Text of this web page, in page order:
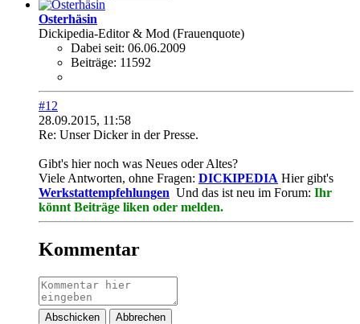
Osterhäsin
Dickipedia-Editor & Mod (Frauenquote)
Dabei seit: 06.06.2009
Beiträge: 11592
#12
28.09.2015, 11:58
Re: Unser Dicker in der Presse.
Gibt's hier noch was Neues oder Altes?
Viele Antworten, ohne Fragen: DICKIPEDIA Hier gibt's
Werkstattempfehlungen Und das ist neu im Forum: Ihr
könnt Beiträge liken oder melden.
Kommentar
Abschicken Abbrechen